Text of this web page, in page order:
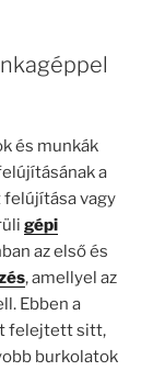
és munkák
a
felújítása vagy
gépi
az első és
, amellyel az
Ebben a
felejtett sitt,
burkolatok